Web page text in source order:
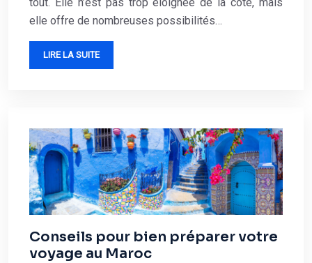
elle offre de nombreuses possibilités…
LIRE LA SUITE
Conseils pour bien préparer votre
voyage au Maroc